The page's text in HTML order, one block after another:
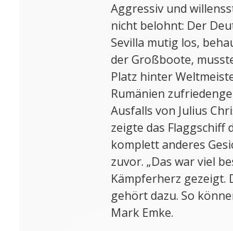
Aggressiv und
nicht belohnt: Der
Sevilla mutig los,
der Großboote,
Platz hinter
Rumänien
Ausfalls von Julius
zeigte das Flaggschiff
komplett anderes
zuvor. „Das war viel
Kämpferherz gezeigt.
gehört dazu. So
Mark Emke.